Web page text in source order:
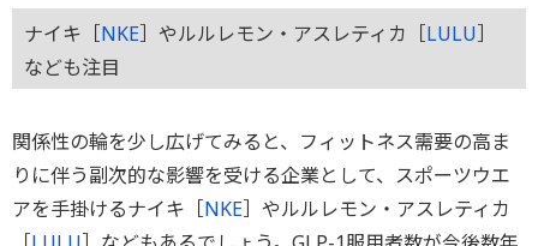
ナイキ［NKE］やルルレモン・アスレティカ［LULU］
なども注目
関係性の輪を少し広げてみると、フィットネス需要の高ま
りに伴う副次的な影響を受ける企業として、スポーツウエ
アを手掛けるナイキ［NKE］やルルレモン・アスレティカ